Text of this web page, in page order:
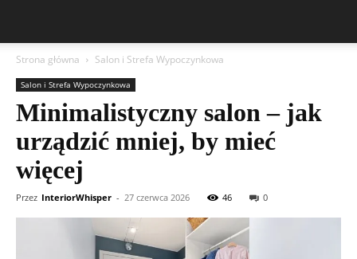
Strona główna Salon i Strefa Wypoczynkowa
Salon i Strefa Wypoczynkowa
Minimalistyczny salon – jak
urządzić mniej, by mieć
więcej
Przez InteriorWhisper - 27 czerwca 2026 46 0